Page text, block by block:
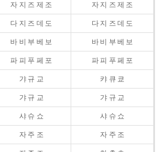
자 지 즈 제 조 자 지 즈 제 조
다 지 즈 데 도 다 지 즈 데 도
바 비 부 베 보 바 비 부 베 보
파 피 푸 페 포 파 피 푸 페 포
갸 규 교 캬 큐 쿄
갸 규 교 갸 규 교
샤 슈 쇼 샤 슈 쇼
자 주 조 자 주 조